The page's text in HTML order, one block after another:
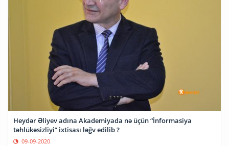
Heydər Əliyev adına Akademiyada nə üçün “İnformasiya
təhlükəsizliyi” ixtisası ləğv edilib ?
09-09-2020